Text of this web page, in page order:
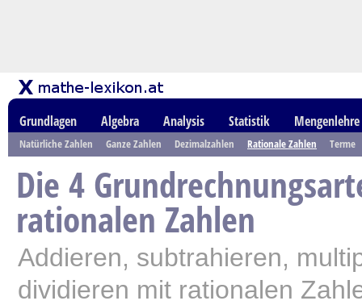
Grundlagen Algebra Analysis Statistik Mengenlehre
Natürliche Zahlen Ganze Zahlen Dezimalzahlen Rationale Zahlen Terme
Die 4
rationalen Zahlen
Addieren, subtrahieren,
dividieren mit rationalen